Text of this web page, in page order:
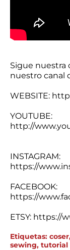
Sigue nuestra
nuestro canal
WEBSITE:
YOUTUBE:⁣⁣
http://
INSTAGRAM:
https://
FACEBOOK:
https://
ETSY: https://
Etiquetas: coser
sewing, tutorial